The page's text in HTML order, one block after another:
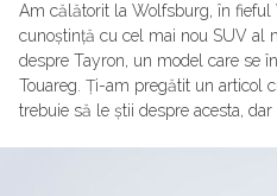
Am călătorit la Wolfsburg, în fieful
cunoștință cu cel mai nou SUV al
despre Tayron, un model care se
Touareg. Ți-am pregătit un articol
trebuie să le știi despre acesta,